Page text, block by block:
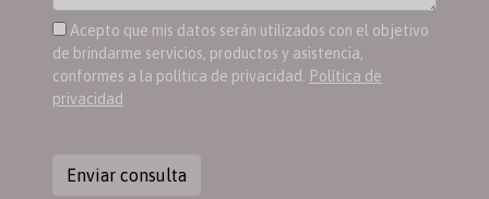
Acepto que mis datos serán utilizados con el objetivo
de brindarme servicios, productos y asistencia,
conformes a la política de privacidad.
Política de
privacidad
Enviar consulta